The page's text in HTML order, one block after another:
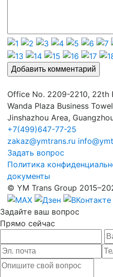
Office No. 2209-2210, 22th
Wanda Plaza Business
Jinshazhou Area,
+7(499)647-77-25
zakaz@ymtrans.ru
Задать вопрос
Политика
документы
© YM Trans Group
Задайте ваш вопрос
Прямо сейчас